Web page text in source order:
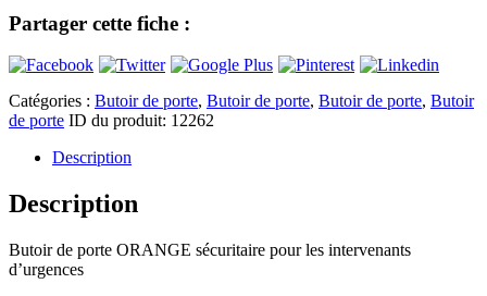
Partager cette fiche :
Catégories : Butoir de porte, Butoir de porte, Butoir de porte, Butoir
de porte ID du produit: 12262
Description
Description
Butoir de porte ORANGE sécuritaire pour les intervenants
d’urgences